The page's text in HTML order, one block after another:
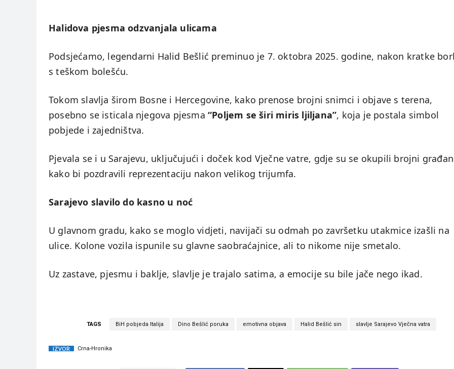
Halidova pjesma odzvanjala ulicama
Podsjećamo, legendarni Halid Bešlić preminuo je 7. oktobra 2025. godine, nakon kratke
s teškom bolešću.
Tokom slavlja širom Bosne i Hercegovine, kako prenose brojni snimci i objave s terena,
posebno se isticala njegova pjesma “Poljem se širi miris ljiljana”, koja je postala simbol
pobjede i zajedništva.
Pjevala se i u Sarajevu, uključujući i doček kod Vječne vatre, gdje su se okupili brojni
kako bi pozdravili reprezentaciju nakon velikog trijumfa.
Sarajevo slavilo do kasno u noć
U glavnom gradu, kako se moglo vidjeti, navijači su odmah po završetku utakmice izašli na
ulice. Kolone vozila ispunile su glavne saobraćajnice, ali to nikome nije smetalo.
Uz zastave, pjesmu i baklje, slavlje je trajalo satima, a emocije su bile jače nego ikad.
TAGS BiH pobjeda Italija Dino Bešlić poruka emotivna objava Halid Bešlić sin slavlje Sarajevo Vječna vatra
IZVOR Crna-Hronika